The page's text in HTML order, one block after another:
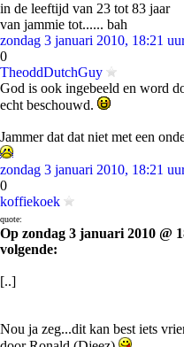
in de leeftijd van 23 tot 83 jaar
van jammie tot...... bah
zondag 3 januari 2010, 18:21
0
TheoddDutchGuy
God is ook ingebeeld en word
echt beschouwd.
Jammer dat dat niet met een
zondag 3 januari 2010, 18:21
0
koffiekoek
quote:
Op zondag 3 januari 2010 @
volgende:
[..]
Nou ja zeg...dit kan best iets